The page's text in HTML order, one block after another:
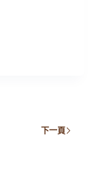
下一頁